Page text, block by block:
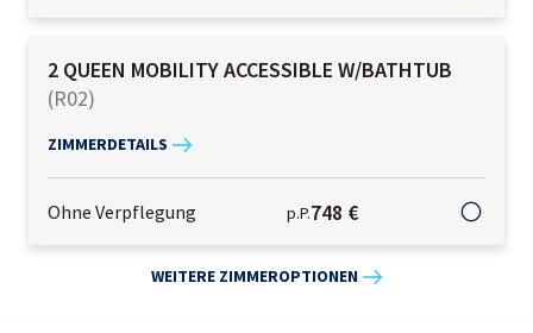
2 QUEEN MOBILITY ACCESSIBLE W/BATHTUB
(R02)
ZIMMERDETAILS
Ohne Verpflegung p.P.748 €
WEITERE ZIMMEROPTIONEN